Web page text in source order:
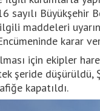
sayılı Büyükşehir
maddeleri
karar
için ekipler
şeride
kapatıldı.